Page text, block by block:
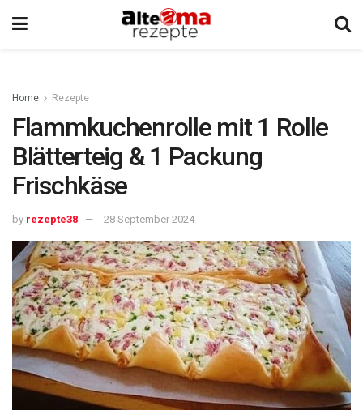
Home Rezepte
Flammkuchenrolle mit 1 Rolle
Blätterteig & 1 Packung
Frischkäse
by rezepte38 28 September 2024